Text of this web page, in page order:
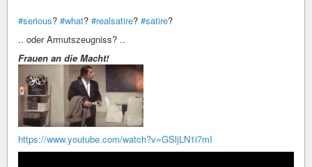
#serious? #what? #realsatire? #satire?
.. oder Armutszeugniss? ..
Frauen an die Macht!
https://www.youtube.com/watch?v=GSljLN1i7mI